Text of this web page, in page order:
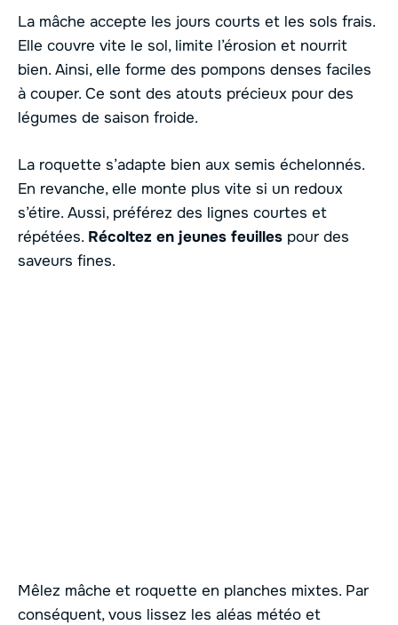
La mâche accepte les jours courts et les sols frais.
Elle couvre vite le sol, limite l’érosion et nourrit
bien. Ainsi, elle forme des pompons denses faciles
à couper. Ce sont des atouts précieux pour des
légumes de saison froide.
La roquette s’adapte bien aux semis échelonnés.
En revanche, elle monte plus vite si un redoux
s’étire. Aussi, préférez des lignes courtes et
répétées. Récoltez en jeunes feuilles pour des
saveurs fines.
Mêlez mâche et roquette en planches mixtes. Par
conséquent, vous lissez les aléas météo et